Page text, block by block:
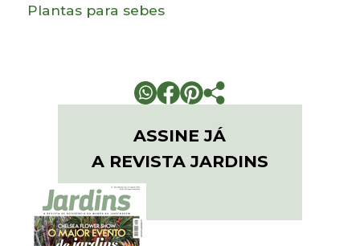
Plantas para sebes
ASSINE JÁ
A REVISTA JARDINS